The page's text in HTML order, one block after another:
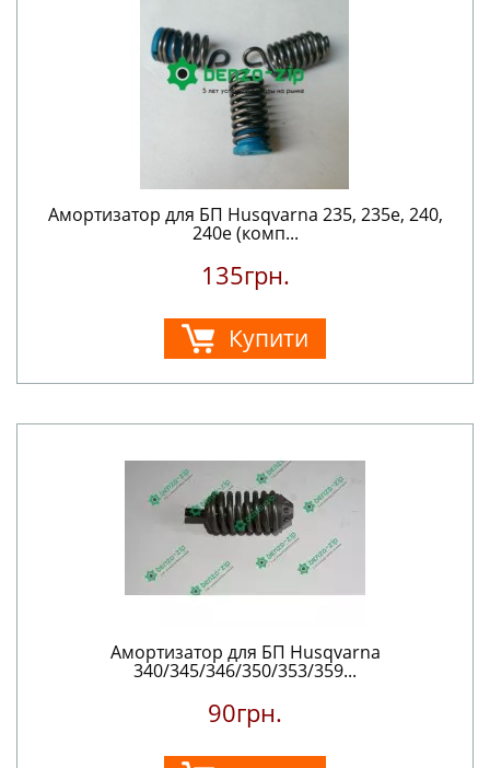
Амортизатор для БП Husqvarna 235, 235е, 240,
240е (комп...
135грн.
Купити
Амортизатор для БП Husqvarna
340/345/346/350/353/359...
90грн.